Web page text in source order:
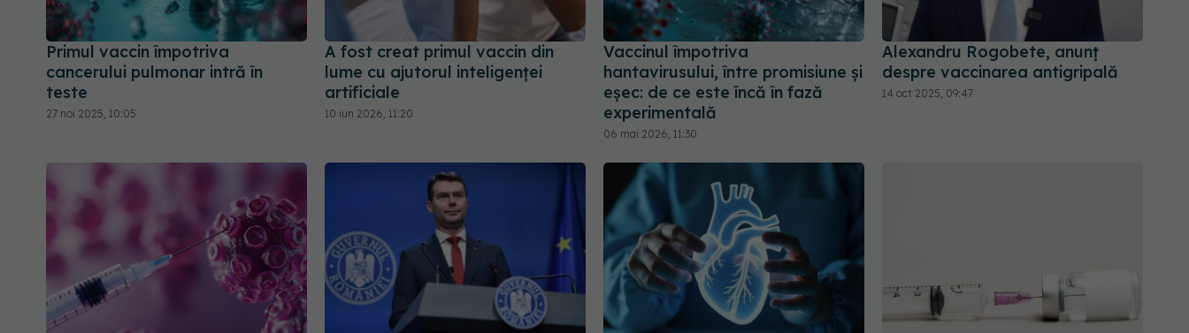
Primul vaccin împotriva
cancerului pulmonar intră în
teste
27 noi 2025, 10:05
A fost creat primul vaccin din
lume cu ajutorul inteligenței
artificiale
10 iun 2026, 11:20
Vaccinul împotriva
hantavirusului, între promisiune și
eșec: de ce este încă în fază
experimentală
06 mai 2026, 11:30
Alexandru Rogobete, anunț
despre vaccinarea antigripală
14 oct 2025, 09:47